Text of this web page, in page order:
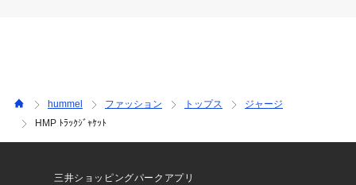
hummel ファッション トップス
ジャージ
HMP ﾄﾗｯｸｼﾞｬｹｯﾄ
三井ショッピングパークアプリ